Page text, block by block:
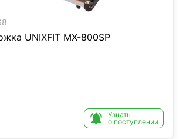
UNIXFIT MX-800SP

Узнать
о поступлении